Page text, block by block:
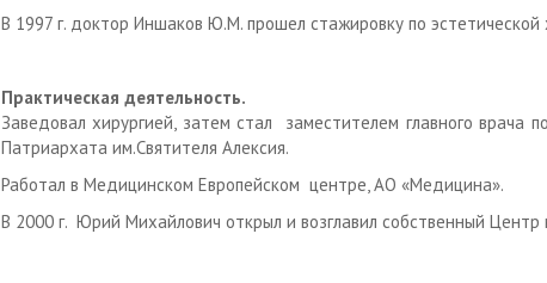
В 1997 г. доктор Иншаков Ю.М. прошел стажировку по
Практическая деятельность.
Заведовал хирургией, затем стал заместителем главного врача
Патриархата им.Святителя Алексия.
Работал в Медицинском Европейском центре, АО «Медицина».
В 2000 г. Юрий Михайлович открыл и возглавил собственный Центр